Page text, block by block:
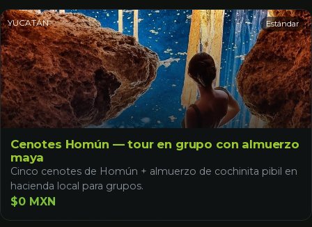
YUCATÁN Estándar
Cenotes Homún — tour en grupo con almuerzo
maya
Cinco cenotes de Homún + almuerzo de cochinita pibil en
hacienda local para grupos.
$0 MXN